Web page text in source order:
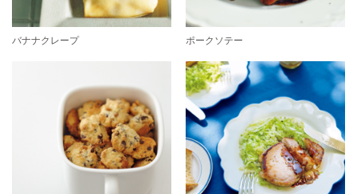
バナナクレープ ポークソテー